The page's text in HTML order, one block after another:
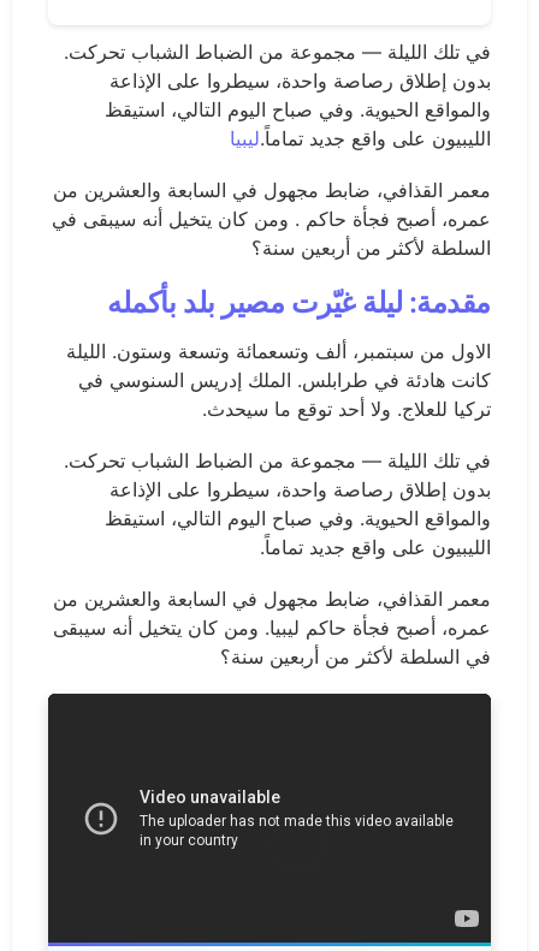
في تلك الليلة — مجموعة من الضباط الشباب تحركت.
بدون إطلاق رصاصة واحدة، سيطروا على الإذاعة
والمواقع الحيوية. وفي صباح اليوم التالي، استيقظ
الليبيون على واقع جديد تماماً.ليبيا
معمر القذافي، ضابط مجهول في السابعة والعشرين من
عمره، أصبح فجأة حاكم . ومن كان يتخيل أنه سيبقى في
السلطة لأكثر من أربعين سنة؟
مقدمة: ليلة غيّرت مصير بلد بأكمله
الاول من سبتمبر، ألف وتسعمائة وتسعة وستون. الليلة
كانت هادئة في طرابلس. الملك إدريس السنوسي في
تركيا للعلاج. ولا أحد توقع ما سيحدث.
في تلك الليلة — مجموعة من الضباط الشباب تحركت.
بدون إطلاق رصاصة واحدة، سيطروا على الإذاعة
والمواقع الحيوية. وفي صباح اليوم التالي، استيقظ
الليبيون على واقع جديد تماماً.
معمر القذافي، ضابط مجهول في السابعة والعشرين من
عمره، أصبح فجأة حاكم ليبيا. ومن كان يتخيل أنه سيبقى
في السلطة لأكثر من أربعين سنة؟